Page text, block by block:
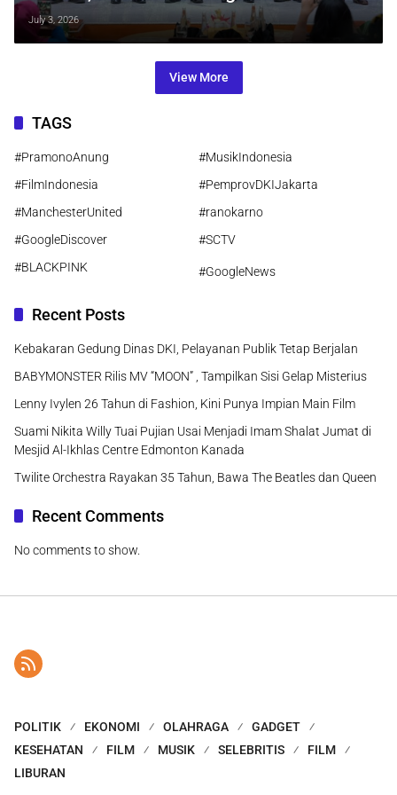
Delegasi dari 6 Negara: Bukti Jakarta
Kian Diakui sebagai Kota Global
July 3, 2026
View More
TAGS
#PramonoAnung
#MusikIndonesia
#FilmIndonesia
#PemprovDKIJakarta
#ManchesterUnited
#ranokarno
#GoogleDiscover
#SCTV
#BLACKPINK
#GoogleNews
Recent Posts
Kebakaran Gedung Dinas DKI, Pelayanan Publik Tetap Berjalan
BABYMONSTER Rilis MV “MOON” , Tampilkan Sisi Gelap Misterius
Lenny Ivylen 26 Tahun di Fashion, Kini Punya Impian Main Film
Suami Nikita Willy Tuai Pujian Usai Menjadi Imam Shalat Jumat di
Mesjid Al-Ikhlas Centre Edmonton Kanada
Twilite Orchestra Rayakan 35 Tahun, Bawa The Beatles dan Queen
Recent Comments
No comments to show.
POLITIK EKONOMI OLAHRAGA
GADGET
KESEHATAN
FILM MUSIK SELEBRITIS
FILM
LIBURAN